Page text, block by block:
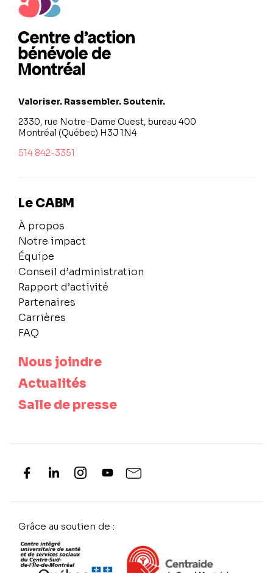
Valoriser. Rassembler. Soutenir.
2330, rue Notre-Dame Ouest, bureau 400
Montréal (Québec) H3J 1N4
514 842-3351
Le CABM
À propos
Notre impact
Équipe
Conseil d’administration
Rapport d’activité
Partenaires
Carrières
FAQ
Nous joindre
Actualités
Salle de presse
Grâce au soutien de :